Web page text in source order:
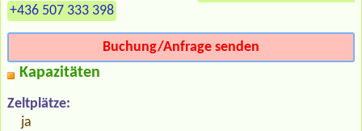
+436 507 333 398
Buchung/Anfrage senden
Kapazitäten
Zeltplätze:
ja